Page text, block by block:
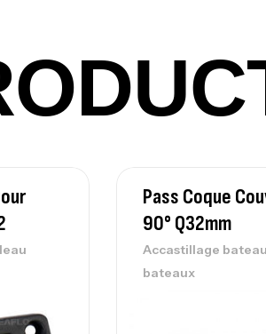
Pass Coque
90° Q32mm
Accastillage bateau
bateaux